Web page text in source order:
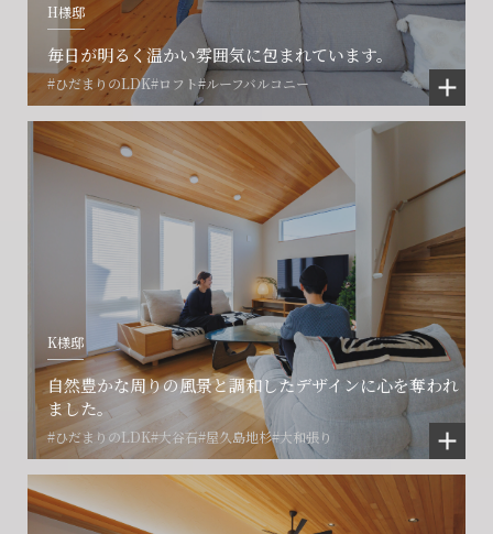
H様邸
毎日が明るく温かい雰囲気に包まれています。
#ひだまりのLDK#ロフト#ルーフバルコニー
K様邸
自然豊かな周りの風景と調和したデザインに心を奪われ
ました。
#ひだまりのLDK#大谷石#屋久島地杉#大和張り
会社に関することや物件についての
ご相談はこちら
フォームからのお問い合わせ
CONTACT
賃貸物件入居者様の
お困りごとのご相談はこちら
解約のお申し込み
CONTACT
土地の活用・賃貸経営に関する
ご相談はこちら
フォームからのお問い合わせ
CONTACT